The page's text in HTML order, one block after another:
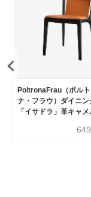
PoltronaFrau（ポル
ナ・フラウ）ダイニン
「イサドラ」革キャ